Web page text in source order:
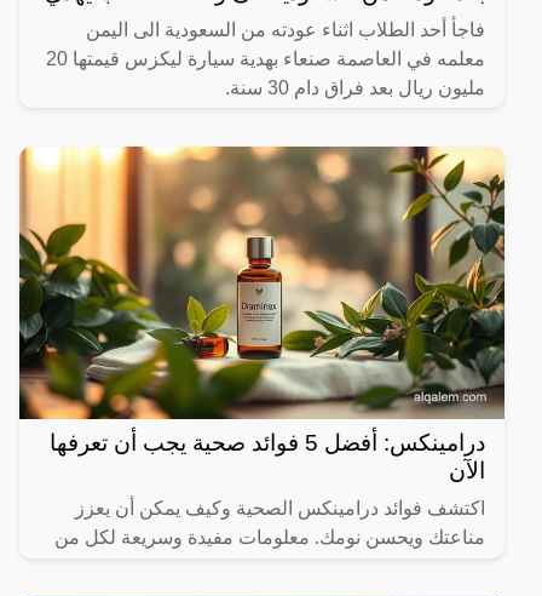
فاجأ أحد الطلاب اثناء عودته من السعودية الى اليمن
معلمه في العاصمة صنعاء بهدية سيارة ليكزس قيمتها 20
مليون ريال بعد فراق دام 30 سنة.
درامينكس: أفضل 5 فوائد صحية يجب أن تعرفها
الآن
اكتشف فوائد درامينكس الصحية وكيف يمكن أن يعزز
مناعتك ويحسن نومك. معلومات مفيدة وسريعة لكل من